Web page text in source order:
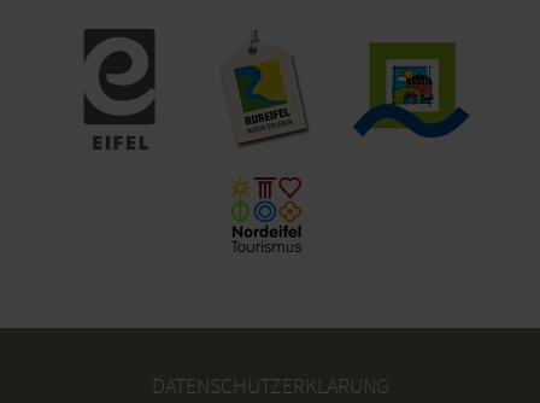
DATENSCHUTZERKLÄRUNG